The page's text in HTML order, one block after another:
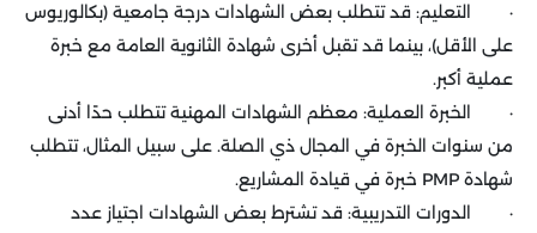
· التعليم: قد تتطلب بعض الشهادات درجة جامعية (بكالوريوس
على الأقل)، بينما قد تقبل أخرى شهادة الثانوية العامة مع خبرة
عملية أكبر.
· الخبرة العملية: معظم الشهادات المهنية تتطلب حدًا أدنى
من سنوات الخبرة في المجال ذي الصلة. على سبيل المثال، تتطلب
شهادة PMP خبرة في قيادة المشاريع.
· الدورات التدريبية: قد تشترط بعض الشهادات اجتياز عدد